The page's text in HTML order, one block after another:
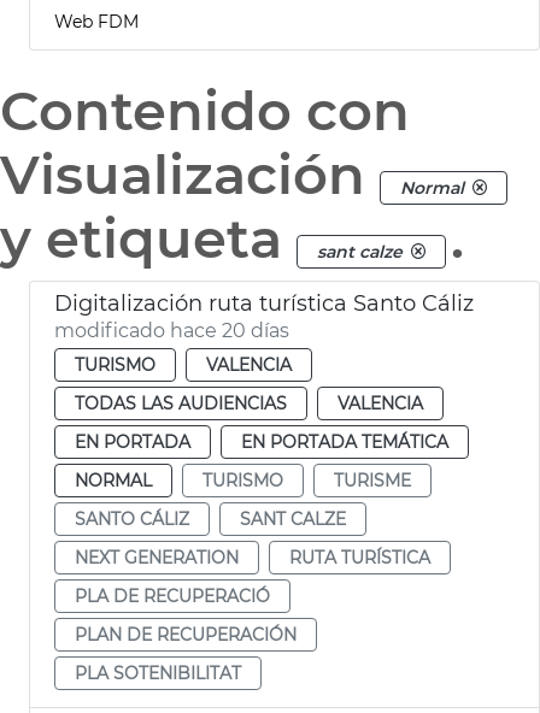
Web FDM
Contenido con
Visualización
Normal
y etiqueta sant calze .
Digitalización ruta turística Santo Cáliz
modificado hace 20 días
TURISMO
VALENCIA
TODAS LAS AUDIENCIAS
VALENCIA
EN PORTADA
EN PORTADA TEMÁTICA
NORMAL
TURISMO
TURISME
SANTO CÁLIZ
SANT CALZE
NEXT GENERATION
RUTA TURÍSTICA
PLA DE RECUPERACIÓ
PLAN DE RECUPERACIÓN
PLA SOTENIBILITAT